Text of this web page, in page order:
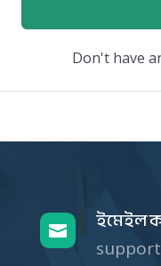
Don't have
 ইমেইল